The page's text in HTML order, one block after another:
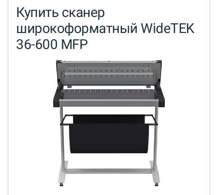
Купить сканер
широкоформатный WideTEK
36-600 MFP